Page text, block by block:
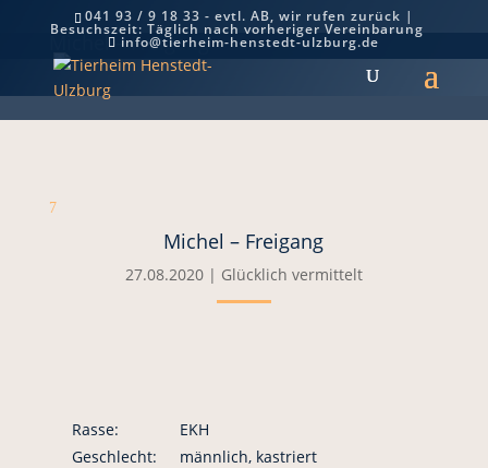
041 93 / 9 18 33 - evtl. AB, wir rufen zurück |
Besuchszeit: Täglich nach vorheriger Vereinbarung
info@tierheim-henstedt-ulzburg.de
Michel – Freigang
7
Michel – Freigang
27.08.2020| Glücklich vermittelt
Rasse:
EKH
Geschlecht:
männlich, kastriert